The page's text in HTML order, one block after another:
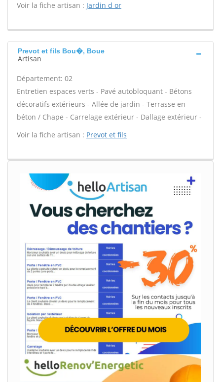
Voir la fiche artisan : Jardin d or
Prevot et fils Bou�, Boue
Artisan
Département: 02
Entretien espaces verts - Pavé autobloquant - Bétons
décoratifs extérieurs - Allée de jardin - Terrasse en
béton / Chape - Carrelage extérieur - Dallage extérieur -
Voir la fiche artisan : Prevot et fils